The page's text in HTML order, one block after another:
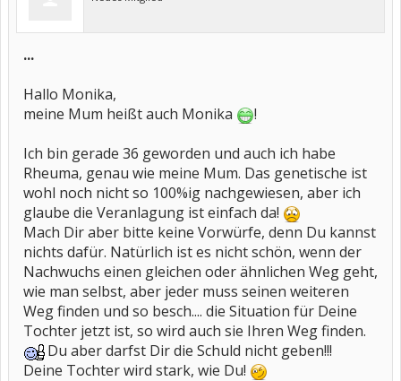
...
Hallo Monika,
meine Mum heißt auch Monika
!
Ich bin gerade 36 geworden und auch ich habe
Rheuma, genau wie meine Mum. Das genetische ist
wohl noch nicht so 100%ig nachgewiesen, aber ich
glaube die Veranlagung ist einfach da!
Mach Dir aber bitte keine Vorwürfe, denn Du kannst
nichts dafür. Natürlich ist es nicht schön, wenn der
Nachwuchs einen gleichen oder ähnlichen Weg geht,
wie man selbst, aber jeder muss seinen weiteren
Weg finden und so besch.... die Situation für Deine
Tochter jetzt ist, so wird auch sie Ihren Weg finden.
Du aber darfst Dir die Schuld nicht geben!!!
Deine Tochter wird stark, wie Du!